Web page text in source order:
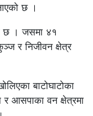
छ ।
छ । जसमा ४१
र निजीवन क्षेत्र
बाटोघाटोका
र आसपाका वन क्षेत्रमा